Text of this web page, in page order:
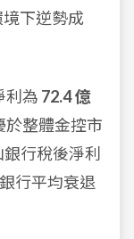
下逆勢成
利為 72.4 億
於整體金控市
行稅後淨利
行平均衰退